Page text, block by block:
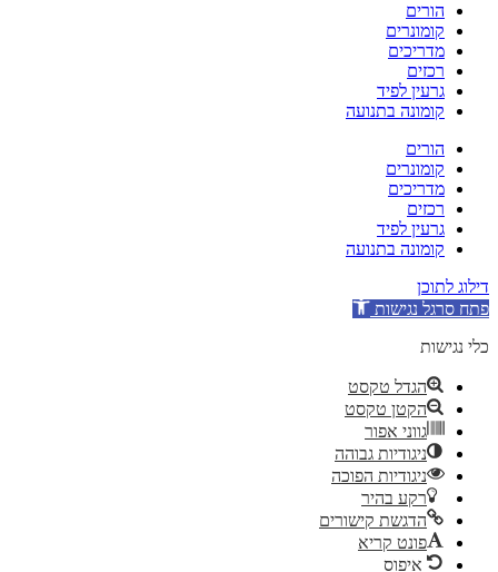
הורים
קומונרים
מדריכים
רכזים
גרעין לפיד
קומונה בתנועה
הורים
קומונרים
מדריכים
רכזים
גרעין לפיד
קומונה בתנועה
דילוג לתוכן
פתח סרגל נגישות
כלי נגישות
הגדל טקסט
הקטן טקסט
גווני אפור
ניגודיות גבוהה
ניגודיות הפוכה
רקע בהיר
הדגשת קישורים
פונט קריא
איפוס